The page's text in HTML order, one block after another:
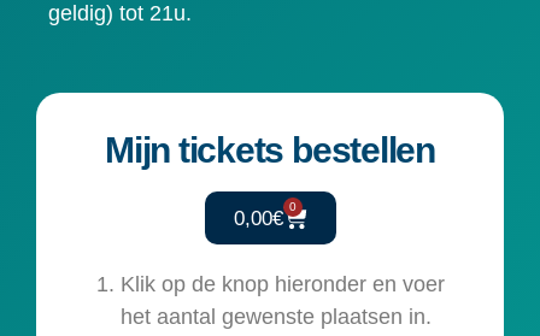
geldig) tot 21u.
Mijn tickets bestellen
0,00€ 0
Klik op de knop hieronder en voer
het aantal gewenste plaatsen in.